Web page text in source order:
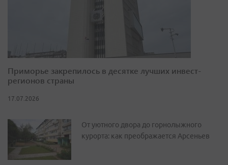
Приморье закрепилось в десятке лучших инвест-
регионов страны
17.07.2026
От уютного двора до горнолыжного
курорта: как преображается Арсеньев